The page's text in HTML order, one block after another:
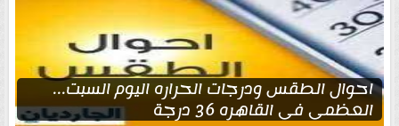
احوال الطقس ودرجات الحراره اليوم السبت...
العظمى في القاهره 36 درجة